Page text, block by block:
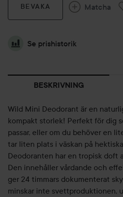
BEVAKA Matcha
Se prishistorik
BESKRIVNING
Wild Mini Deodorant är en
kompakt storlek! Perfekt för dig
passar, eller om du behöver en
tar liten plats i väskan på
Deodoranten har en tropisk doft
Den innehåller vårdande och
ger 24 timmars dokumenterat
minskar inte svettproduktionen,